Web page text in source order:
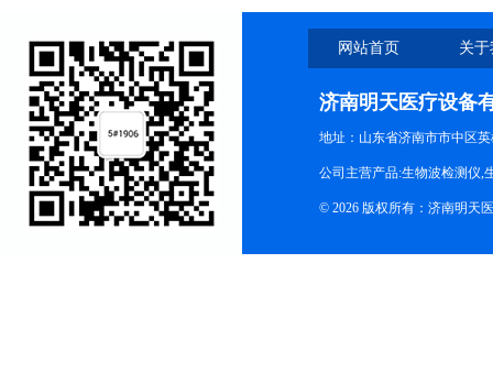
网站首页 关
济南明天医疗设备
地址：山东省济南市市中区
公司主营产品:生物波检测仪,
© 2026 版权所有：济南明天